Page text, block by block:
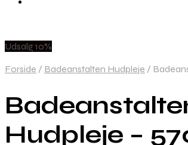
Udsalg 10%
Forside / Badeanstalten Hudpleje /
Hudpleje –